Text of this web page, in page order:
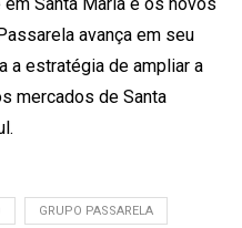
avança em seu
a estratégia de ampliar a
mercados de Santa
GRUPO PASSARELA